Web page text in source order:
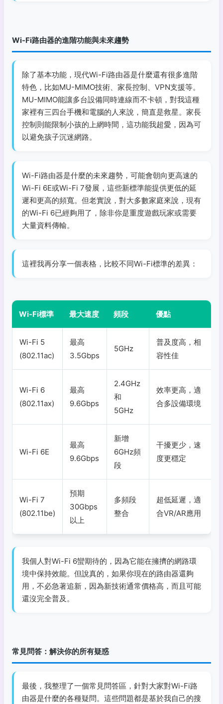
Wi-Fi路由器的進階功能與未來趨勢
除了基本功能，現代Wi-Fi路由器是什麼還有很多進階
特色，比如MU-MIMO技術、家長控制、VPN支援等。
MU-MIMO能讓多台設備同時連線而不卡頓，對我這種
家裡有三四台手機和電腦的人來說，簡直是救星。家長
控制則能限制小孩的上網時間，這功能我超愛，因為可
以避免孩子沉迷網路。
Wi-Fi路由器是什麼的未來趨勢，可能會朝向更高速的
Wi-Fi 6E或Wi-Fi 7發展，這些新標準能提供更低的延
遲和更高的頻寬。但老實說，對大多數家庭來說，現有
的Wi-Fi 6已經夠用了，除非你是重度遊戲玩家或需要
大量資料傳輸。
這裡我再分享一個表格，比較不同Wi-Fi標準的差異：
Wi-Fi標準 最大速度 頻段 優點
Wi-Fi 5
(802.11ac)
最高
3.5Gbps
5GHz
普及度高，相
容性佳
Wi-Fi 6
(802.11ax)
最高
9.6Gbps
2.4GHz
和
5GHz
效率更高，適
合多設備環境
Wi-Fi 6E
最高
9.6Gbps
新增
6GHz頻
段
干擾更少，速
度更穩定
Wi-Fi 7
(802.11be)
預期
30Gbps
以上
多頻段
整合
超低延遲，適
合VR/AR應用
我個人對Wi-Fi 6蠻期待的，因為它能在擁擠的網路環
境中保持效能。但說真的，如果你現在的路由器還夠
用，不必急著追新，因為新技術通常價格高，而且可能
還沒完全普及。
常見問答：解決你的所有疑惑
最後，我整理了一個常見問答區，針對大家對Wi-Fi路
由器是什麼的各種疑問。這些問題都是基於我自己的搜